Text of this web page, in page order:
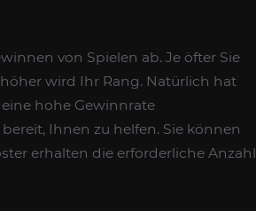
von Spielen ab. Je öfter Sie
wird Ihr Rang. Natürlich hat
hohe Gewinnrate
Ihnen zu helfen. Sie können
erhalten die erforderliche Anzahl